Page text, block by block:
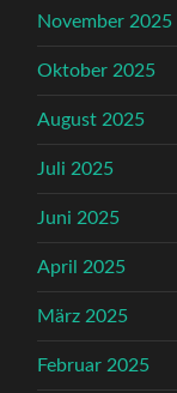
November 2025
Oktober 2025
August 2025
Juli 2025
Juni 2025
April 2025
März 2025
Februar 2025